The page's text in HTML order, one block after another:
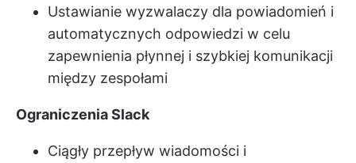
Ustawianie wyzwalaczy dla powiadomień i
automatycznych odpowiedzi w celu
zapewnienia płynnej i szybkiej komunikacji
między zespołami
Ograniczenia Slack
Ciągły przepływ wiadomości i